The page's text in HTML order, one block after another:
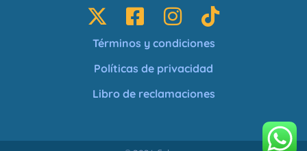
Términos y condiciones
Políticas de privacidad
Libro de reclamaciones